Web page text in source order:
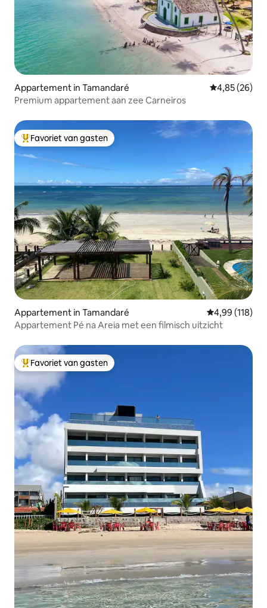
Appartement in Tamandaré Gemiddelde
4,85 (26)
Premium appartement aan zee Carneiros
Topfavoriet van gasten
Favoriet van gasten
Appartement in Tamandaré Gemiddelde
4,99 (118)
Appartement Pé na Areia met een filmisch uitzicht
Topfavoriet van gasten
Favoriet van gasten